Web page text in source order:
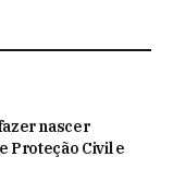
nascer
Proteção Civil e